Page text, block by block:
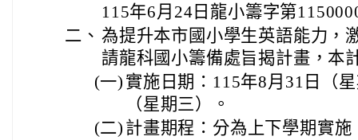
115年6月24日龍小籌字第
二、 為提升本市國小學生英語能力，
請龍科國小籌備處旨揭計畫，本
(一) 實施日期：115年8月31日（
（星期三）。
(二) 計畫期程：分為上下學期實